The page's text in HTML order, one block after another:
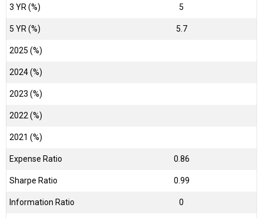
3 YR (%) 5
5 YR (%) 5.7
2025 (%)
2024 (%)
2023 (%)
2022 (%)
2021 (%)
Expense Ratio 0.86
Sharpe Ratio 0.99
Information Ratio 0